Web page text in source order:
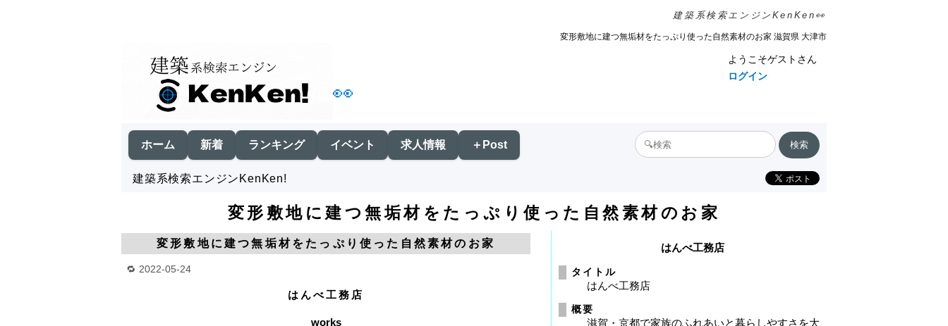
建築系検索エンジンKenKen👀
変形敷地に建つ無垢材をたっぷり使った自然素材のお家 滋賀県 大津市
👀
ようこそゲストさん
ログイン
ホーム 新着 ランキング イベント 求人情報 ＋Post
建築系検索エンジンKenKen!
変形敷地に建つ無垢材をたっぷり使った自然素材のお家
変形敷地に建つ無垢材をたっぷり使った自然素材のお家
2022-05-24
はんべ工務店
works
はんべ工務店
タイトル
はんべ工務店
概要
滋賀・京都で家族のふれあいと暮らしやすさを大